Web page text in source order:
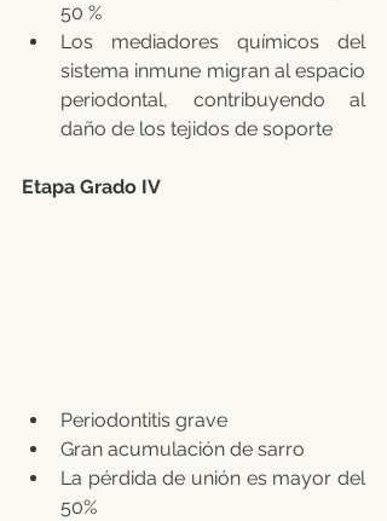
50 %
Los mediadores químicos del
sistema inmune migran al espacio
periodontal, contribuyendo al
daño de los tejidos de soporte
Etapa Grado IV
Periodontitis grave
Gran acumulación de sarro
La pérdida de unión es mayor del
50%